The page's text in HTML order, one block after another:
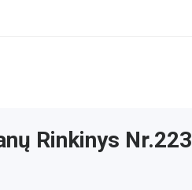
Rinkinys Nr.223